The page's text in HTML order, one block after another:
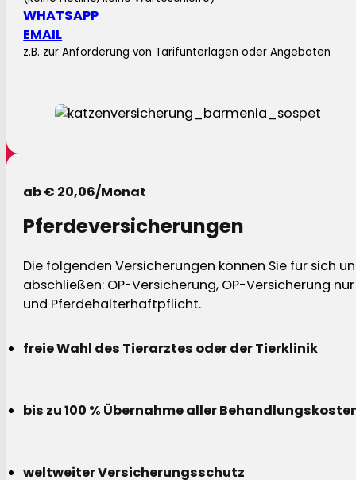
WHATSAPP
EMAIL
z.B. zur Anforderung von Tarifunterlagen oder Angeboten
ab € 20,06/Monat
Pferdeversicherungen
Die folgenden Versicherungen können Sie für sich
abschließen: OP-Versicherung, OP-Versicherung
und Pferdehalterhaftpflicht.
freie Wahl des Tierarztes oder der Tierklinik
bis zu 100 % Übernahme aller
weltweiter Versicherungsschutz